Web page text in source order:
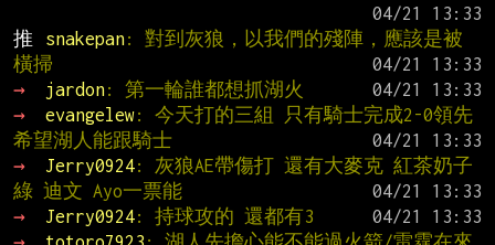
推
snakepan: 對到灰狼，以我們的殘陣，應該是被
橫掃
→
jardon: 第一輪誰都想抓湖火
→
evangelew: 今天打的三組 只有騎士完成2-0領先
希望湖人能跟騎士
→
Jerry0924: 灰狼AE帶傷打 還有大麥克 紅茶奶子
綠 迪文 Ayo一票能
→
Jerry0924: 持球攻的 還都有3